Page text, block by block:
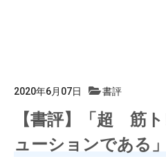
2020年6月07日 書評
【書評】「超 筋
ューションである」